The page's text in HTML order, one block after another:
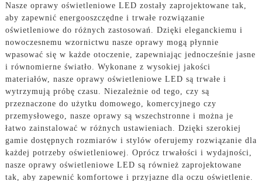
Nasze oprawy oświetleniowe LED zostały zaprojektowane tak,
aby zapewnić energooszczędne i trwałe rozwiązanie
oświetleniowe do różnych zastosowań. Dzięki eleganckiemu i
nowoczesnemu wzornictwu nasze oprawy mogą płynnie
wpasować się w każde otoczenie, zapewniając jednocześnie jasne
i równomierne światło. Wykonane z wysokiej jakości
materiałów, nasze oprawy oświetleniowe LED są trwałe i
wytrzymują próbę czasu. Niezależnie od tego, czy są
przeznaczone do użytku domowego, komercyjnego czy
przemysłowego, nasze oprawy są wszechstronne i można je
łatwo zainstalować w różnych ustawieniach. Dzięki szerokiej
gamie dostępnych rozmiarów i stylów oferujemy rozwiązanie dla
każdej potrzeby oświetleniowej. Oprócz trwałości i wydajności,
nasze oprawy oświetleniowe LED są również zaprojektowane
tak, aby zapewnić komfortowe i przyjazne dla oczu oświetlenie.